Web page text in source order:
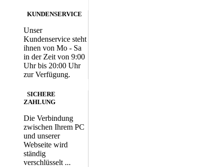
KUNDENSERVICE
Unser
Kundenservice steht
ihnen von Mo - Sa
in der Zeit von 9:00
Uhr bis 20:00 Uhr
zur Verfügung.
SICHERE
ZAHLUNG
Die Verbindung
zwischen Ihrem PC
und unserer
Webseite wird
ständig
verschlüsselt ...